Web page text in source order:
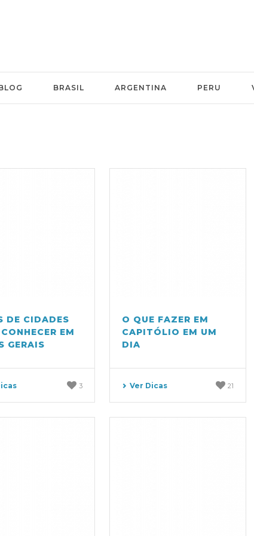
BRASIL ARGENTINA PERU
DE CIDADES
EM
GERAIS
3
O QUE FAZER EM
CAPITÓLIO EM UM
DIA
Ver Dicas 21